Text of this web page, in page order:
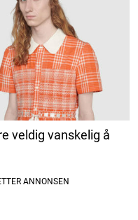
veldig vanskelig å